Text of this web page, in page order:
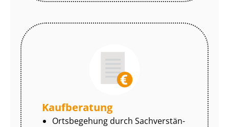
Kaufberatung
Ortsbegehung durch Sach­ver­stän­